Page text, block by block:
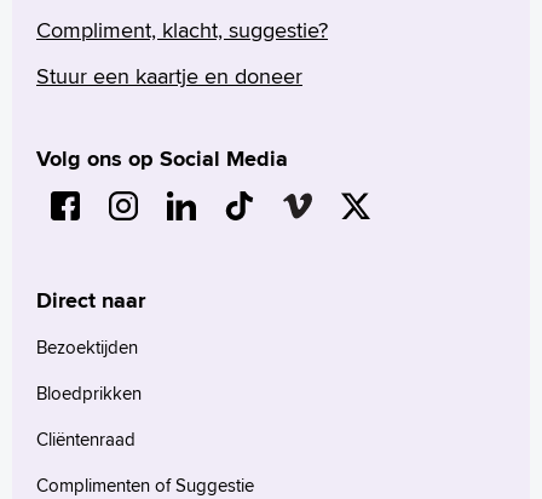
Compliment, klacht, suggestie?
Stuur een kaartje en doneer
Volg ons op Social Media
Direct naar
Bezoektijden
Bloedprikken
Cliëntenraad
Complimenten of Suggestie